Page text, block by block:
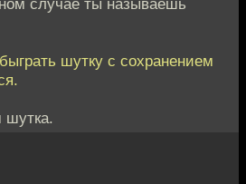
шутку с сохранением
шутка.